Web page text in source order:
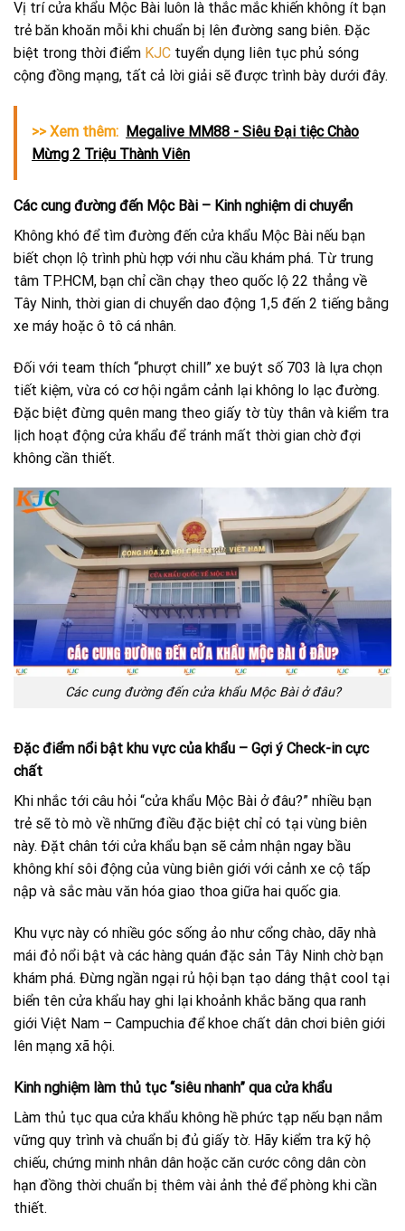
Vị trí cửa khẩu Mộc Bài luôn là thắc mắc khiến không ít bạn
trẻ băn khoăn mỗi khi chuẩn bị lên đường sang biên. Đặc
biệt trong thời điểm KJC tuyển dụng liên tục phủ sóng
cộng đồng mạng, tất cả lời giải sẽ được trình bày dưới đây.
>> Xem thêm: Megalive MM88 - Siêu Đại tiệc Chào
Mừng 2 Triệu Thành Viên
Các cung đường đến Mộc Bài – Kinh nghiệm di chuyển
Không khó để tìm đường đến cửa khẩu Mộc Bài nếu bạn
biết chọn lộ trình phù hợp với nhu cầu khám phá. Từ trung
tâm TP.HCM, bạn chỉ cần chạy theo quốc lộ 22 thẳng về
Tây Ninh, thời gian di chuyển dao động 1,5 đến 2 tiếng bằng
xe máy hoặc ô tô cá nhân.
Đối với team thích “phượt chill” xe buýt số 703 là lựa chọn
tiết kiệm, vừa có cơ hội ngắm cảnh lại không lo lạc đường.
Đặc biệt đừng quên mang theo giấy tờ tùy thân và kiểm tra
lịch hoạt động cửa khẩu để tránh mất thời gian chờ đợi
không cần thiết.
Các cung đường đến cửa khẩu Mộc Bài ở đâu?
Đặc điểm nổi bật khu vực của khẩu – Gợi ý Check-in cực
chất
Khi nhắc tới câu hỏi “cửa khẩu Mộc Bài ở đâu?” nhiều bạn
trẻ sẽ tò mò về những điều đặc biệt chỉ có tại vùng biên
này. Đặt chân tới cửa khẩu bạn sẽ cảm nhận ngay bầu
không khí sôi động của vùng biên giới với cảnh xe cộ tấp
nập và sắc màu văn hóa giao thoa giữa hai quốc gia.
Khu vực này có nhiều góc sống ảo như cổng chào, dãy nhà
mái đỏ nổi bật và các hàng quán đặc sản Tây Ninh chờ bạn
khám phá. Đừng ngần ngại rủ hội bạn tạo dáng thật cool tại
biển tên cửa khẩu hay ghi lại khoảnh khắc băng qua ranh
giới Việt Nam – Campuchia để khoe chất dân chơi biên giới
lên mạng xã hội.
Kinh nghiệm làm thủ tục “siêu nhanh” qua cửa khẩu
Làm thủ tục qua cửa khẩu không hề phức tạp nếu bạn nắm
vững quy trình và chuẩn bị đủ giấy tờ. Hãy kiểm tra kỹ hộ
chiếu, chứng minh nhân dân hoặc căn cước công dân còn
hạn đồng thời chuẩn bị thêm vài ảnh thẻ để phòng khi cần
thiết.